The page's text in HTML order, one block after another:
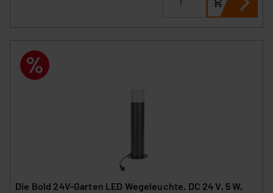
Die Bold 24V-Garten LED Wegeleuchte, DC 24 V, 5 W,